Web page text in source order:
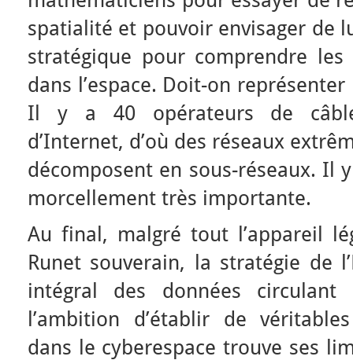
spatialité et pouvoir envisager de
stratégique pour comprendre
dans l’espace. Doit-on
Il y a 40 opérateurs de
d’Internet, d’où des réseaux
décomposent en sous-réseaux. Il
morcellement très importante.
Au final, malgré tout l’appareil
Runet souverain, la stratégie de
intégral des données circulant
l’ambition d’établir de
dans le cyberespace trouve ses